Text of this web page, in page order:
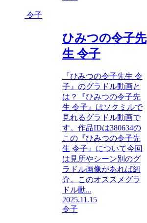
令子
ひみつの令子先
生 令子
『ひみつの令子先生 令
子』のグラドル動画と
は？『ひみつの令子先
生 令子』はソクミルで
見れるグラドル動画で
す。作品IDは380634の
この『ひみつの令子先
生 令子』について今回
は見所やシーン別のグ
ラドル画像があれば紹
介。このオススメグラ
ドル動...
2025.11.15
令子